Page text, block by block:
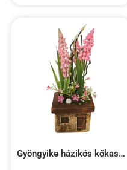
Gyöngyike házikós kőkaspóban